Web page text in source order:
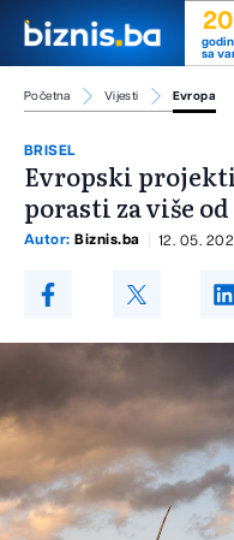
sa
Početna Vijesti Evropa
BRISEL
Evropski projekti
porasti za više od
Autor: Biznis.ba 12. 05.